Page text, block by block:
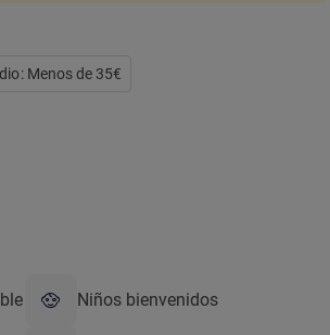
Menos de 35€
Niños bienvenidos